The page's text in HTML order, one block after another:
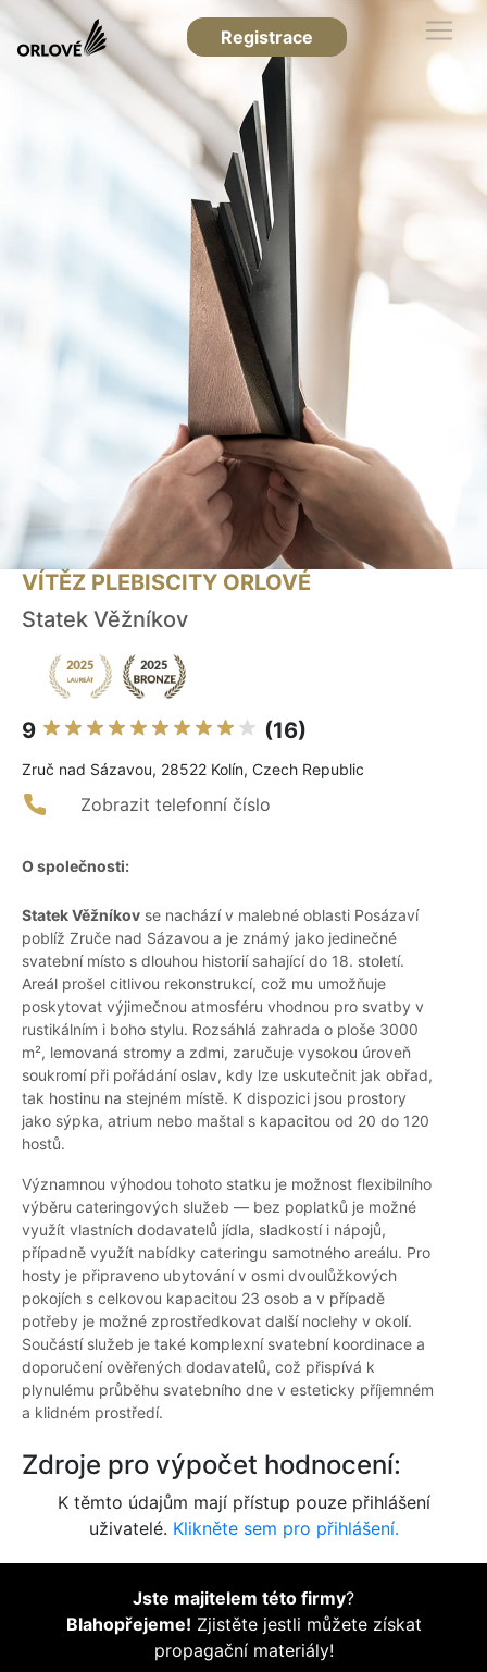
Registrace
VÍTĚZ PLEBISCITY ORLOVÉ
Statek Věžníkov
9 (16)
Zruč nad Sázavou, 28522 Kolín, Czech Republic
Zobrazit telefonní číslo
O společnosti:
Statek Věžníkov se nachází v malebné oblasti Posázaví
poblíž Zruče nad Sázavou a je známý jako jedinečné
svatební místo s dlouhou historií sahající do 18. století.
Areál prošel citlivou rekonstrukcí, což mu umožňuje
poskytovat výjimečnou atmosféru vhodnou pro svatby v
rustikálním i boho stylu. Rozsáhlá zahrada o ploše 3000
m², lemovaná stromy a zdmi, zaručuje vysokou úroveň
soukromí při pořádání oslav, kdy lze uskutečnit jak obřad,
tak hostinu na stejném místě. K dispozici jsou prostory
jako sýpka, atrium nebo maštal s kapacitou od 20 do 120
hostů.
Významnou výhodou tohoto statku je možnost flexibilního
výběru cateringových služeb — bez poplatků je možné
využít vlastních dodavatelů jídla, sladkostí i nápojů,
případně využít nabídky cateringu samotného areálu. Pro
hosty je připraveno ubytování v osmi dvoulůžkových
pokojích s celkovou kapacitou 23 osob a v případě
potřeby je možné zprostředkovat další noclehy v okolí.
Součástí služeb je také komplexní svatební koordinace a
doporučení ověřených dodavatelů, což přispívá k
plynulému průběhu svatebního dne v esteticky příjemném
a klidném prostředí.
Zdroje pro výpočet hodnocení:
K těmto údajům mají přístup pouze přihlášení
uživatelé. Klikněte sem pro přihlášení.
Jste majitelem této firmy?
Blahopřejeme! Zjistěte jestli můžete získat
propagační materiály!